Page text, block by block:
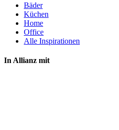
Bäder
Küchen
Home
Office
Alle Inspirationen
In Allianz mit